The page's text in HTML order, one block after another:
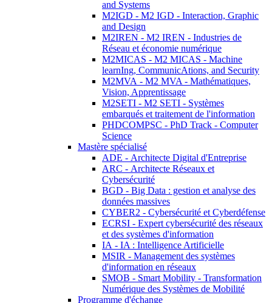
and Systems
M2IGD - M2 IGD - Interaction, Graphic
and Design
M2IREN - M2 IREN - Industries de
Réseau et économie numérique
M2MICAS - M2 MICAS - Machine
learnIng, CommunicAtions, and Security
M2MVA - M2 MVA - Mathématiques,
Vision, Apprentissage
M2SETI - M2 SETI - Systèmes
embarqués et traitement de l'information
PHDCOMPSC - PhD Track - Computer
Science
Mastère spécialisé
ADE - Architecte Digital d'Entreprise
ARC - Architecte Réseaux et
Cybersécurité
BGD - Big Data : gestion et analyse des
données massives
CYBER2 - Cybersécurité et Cyberdéfense
ECRSI - Expert cybersécurité des réseaux
et des systèmes d'information
IA - IA : Intelligence Artificielle
MSIR - Management des systèmes
d'information en réseaux
SMOB - Smart Mobility - Transformation
Numérique des Systèmes de Mobilité
Programme d'échange